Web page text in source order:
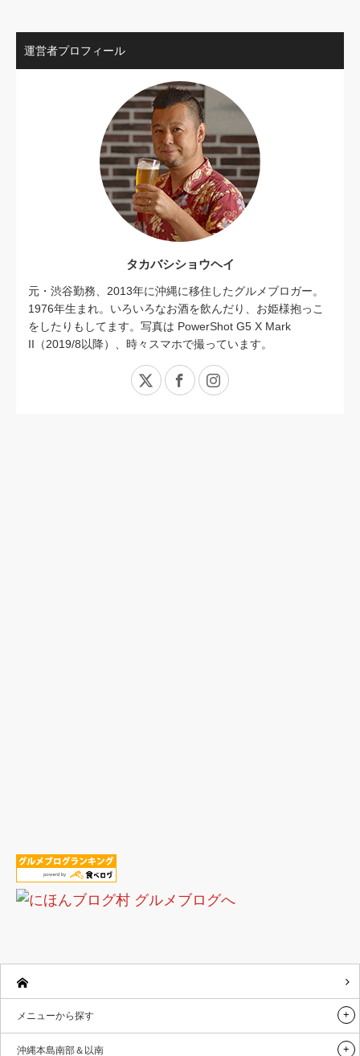
運営者プロフィール
タカバシショウヘイ
元・渋谷勤務、2013年に沖縄に移住したグルメブロガー。
1976年生まれ。いろいろなお酒を飲んだり、お姫様抱っこ
をしたりもしてます。写真は PowerShot G5 X Mark
II（2019/8以降）、時々スマホで撮っています。
X FacebookInstagram
メニューから探す
沖縄本島南部＆以南